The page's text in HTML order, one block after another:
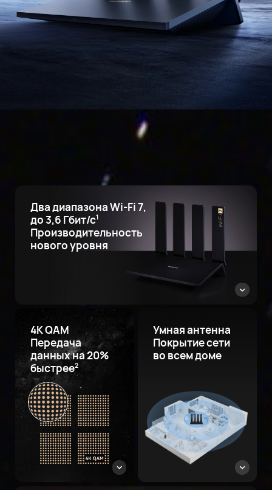
Два диапазона Wi-Fi 7,
до 3,6 Гбит/с1
Производительность
нового уровня
4K QAM
Передача
данных на 20%
быстрее2
Умная антенна
Покрытие сети
во всем доме